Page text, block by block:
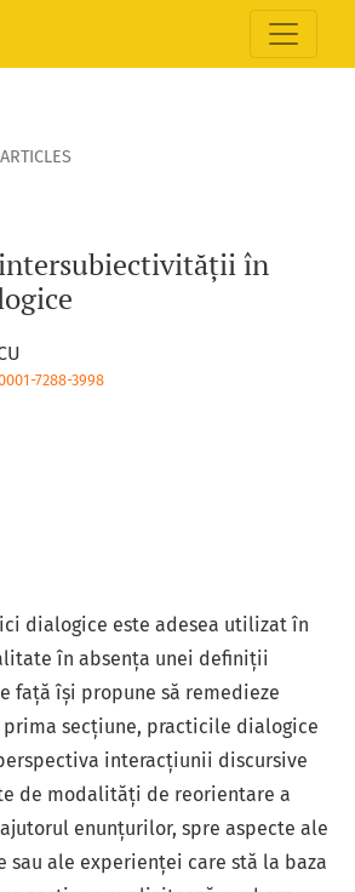
în practicile dialogice
ARTICLES
în
7288-3998
dialogice este adesea utilizat în
în absența unei definiții
față își propune să remedieze
prima secțiune, practicile dialogice
interacțiunii discursive
de modalități de reorientare a
enunțurilor, spre aspecte ale
sau ale experienței care stă la baza